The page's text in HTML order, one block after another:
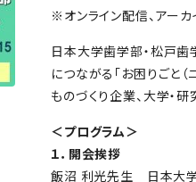
※オンライン配信、アー
日本大学歯学部・松戸
につながる「お困りごと
ものづくり企業、大学・
＜プログラム＞
１．開会挨拶
飯沼 利光先生 日本大